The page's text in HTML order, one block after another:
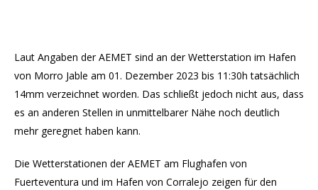
Laut Angaben der AEMET sind an der Wetterstation im Hafen
von Morro Jable am 01. Dezember 2023 bis 11:30h tatsächlich
14mm verzeichnet worden. Das schließt jedoch nicht aus, dass
es an anderen Stellen in unmittelbarer Nähe noch deutlich
mehr geregnet haben kann.
Die Wetterstationen der AEMET am Flughafen von
Fuerteventura und im Hafen von Corralejo zeigen für den